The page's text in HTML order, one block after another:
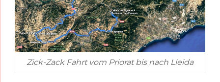
Zick-Zack Fahrt vom Priorat bis nach Lleida